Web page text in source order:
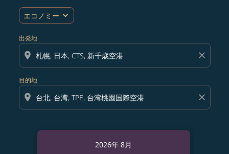
エコノミー expand_more
出発地
location_on close
目的地
location_on close
2026年 8月